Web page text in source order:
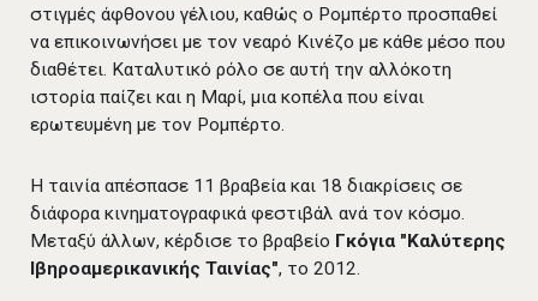
στιγμές άφθονου γέλιου, καθώς ο Ρομπέρτο προσπαθεί
να επικοινωνήσει με τον νεαρό Κινέζο με κάθε μέσο που
διαθέτει. Καταλυτικό ρόλο σε αυτή την αλλόκοτη
ιστορία παίζει και η Μαρί, μια κοπέλα που είναι
ερωτευμένη με τον Ρομπέρτο.
Η ταινία απέσπασε 11 βραβεία και 18 διακρίσεις σε
διάφορα κινηματογραφικά φεστιβάλ ανά τον κόσμο.
Μεταξύ άλλων, κέρδισε το βραβείο Γκόγια "Καλύτερης
Ιβηροαμερικανικής Ταινίας", το 2012.